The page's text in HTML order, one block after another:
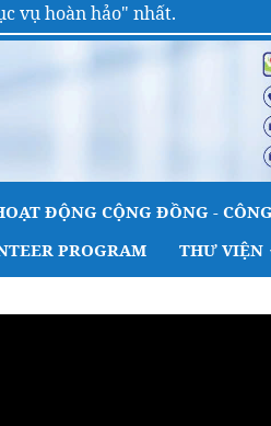
hảo" nhất.
ĐỘNG CỘNG ĐỒNG -
PROGRAM
THƯ VIỆN